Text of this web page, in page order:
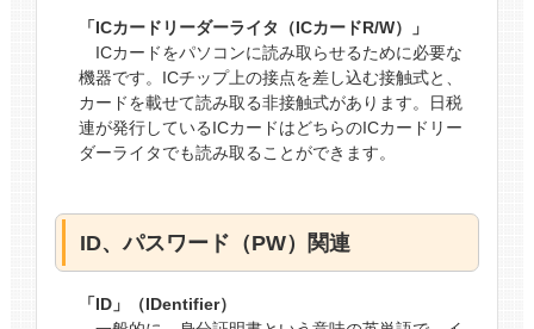
「ICカードリーダーライタ（ICカードR/W）」
ICカードをパソコンに読み取らせるために必要な
機器です。ICチップ上の接点を差し込む接触式と、
カードを載せて読み取る非接触式があります。日税
連が発行しているICカードはどちらのICカードリー
ダーライタでも読み取ることができます。
ID、パスワード（PW）関連
「ID」（IDentifier）